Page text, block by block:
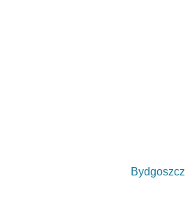
Bydgoszcz